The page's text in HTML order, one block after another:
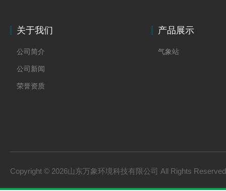
关于我们
公司简介
公司新闻
荣誉资质
产品展示
气象站
Copyright © 2026山东万象环境科技有限公司 All Rights